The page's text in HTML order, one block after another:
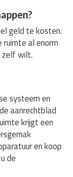
geld te kosten.
al enorm
zelf wilt.
systeem en
aanrechtblad
krijgt een
en koop
de